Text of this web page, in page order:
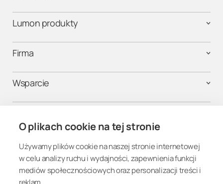
O plikach cookie na tej stronie
Używamy plików cookie na naszej stronie internetowej
w celu analizy ruchu i wydajności, zapewnienia funkcji
mediów społecznościowych oraz personalizacji treści i
Lumon produkty
Firma
Wsparcie
Połącz się